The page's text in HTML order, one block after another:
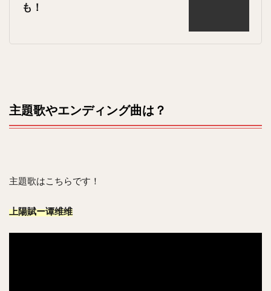
も！
主題歌やエンディング曲は？
主題歌はこちらです！
上陽賦ー谭维维